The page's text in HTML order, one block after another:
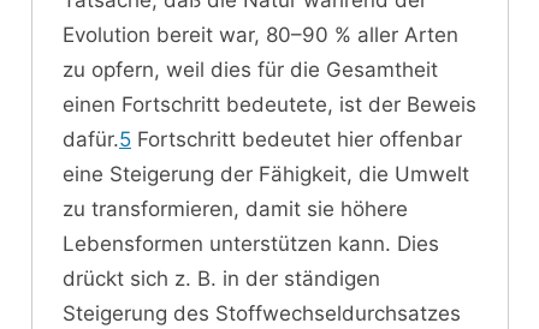
Evolution bereit war, 80–90 % aller Arten
zu opfern, weil dies für die Gesamtheit
einen Fortschritt bedeutete, ist der Beweis
dafür.5 Fortschritt bedeutet hier offenbar
eine Steigerung der Fähigkeit, die Umwelt
zu transformieren, damit sie höhere
Lebensformen unterstützen kann. Dies
drückt sich z. B. in der ständigen
Steigerung des Stoffwechseldurchsatzes